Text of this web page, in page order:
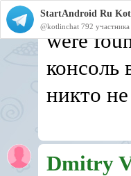
StartAndroid Ru
@kotlinchat 792 участника
вообще
were
консоль
никто не
Dmitry